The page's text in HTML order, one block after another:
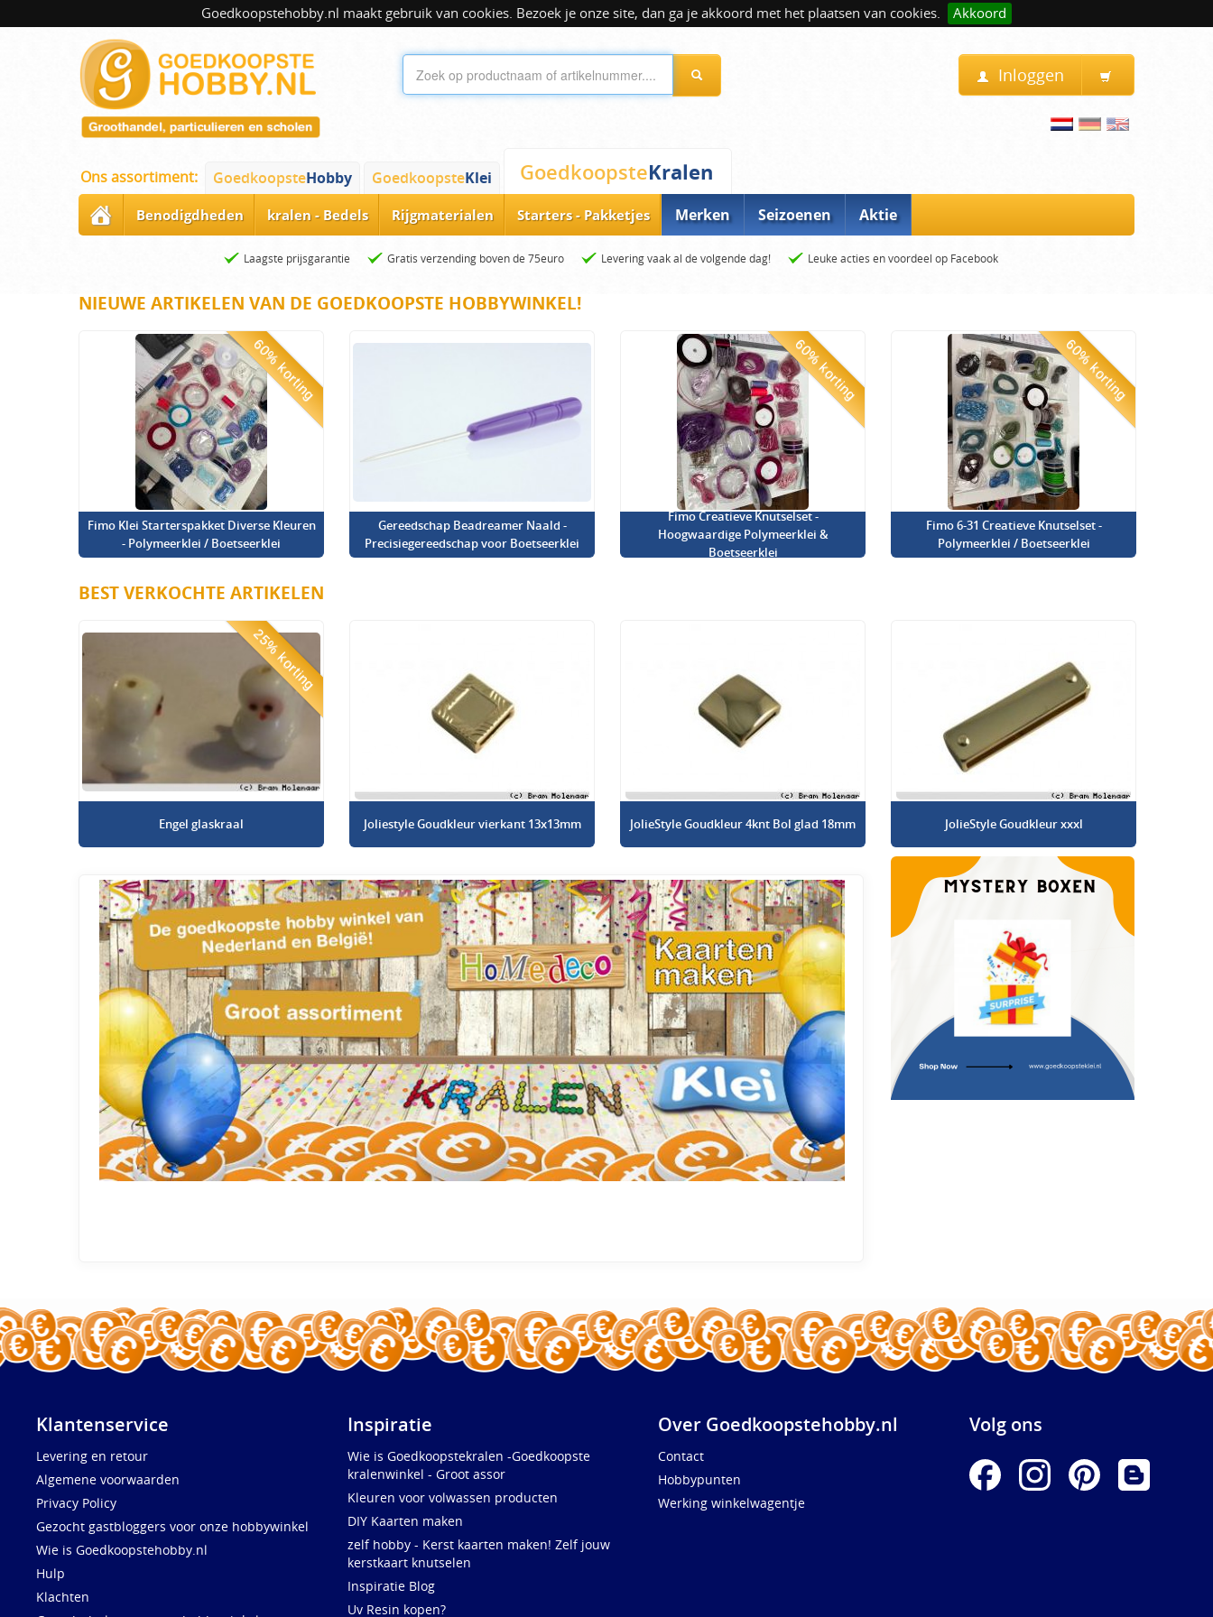
Goedkoopstehobby.nl maakt gebruik van cookies. Bezoek je onze site, dan ga je akkoord met het plaatsen van cookies. Akkoord
Inloggen
Ons assortiment: GoedkoopsteHobby GoedkoopsteKlei GoedkoopsteKralen
Benodigdheden kralen - Bedels Rijgmaterialen Starters - Pakketjes Merken Seizoenen Aktie
Laagste prijsgarantie Gratis verzending boven de 75euro Levering vaak al de volgende dag! Leuke acties en voordeel op Facebook
NIEUWE ARTIKELEN VAN DE GOEDKOOPSTE HOBBYWINKEL!
60% korting
Fimo Klei Starterspakket Diverse Kleuren
- Polymeerklei / Boetseerklei
Gereedschap Beadreamer Naald -
Precisiegereedschap voor Boetseerklei
60% korting
Fimo Creatieve Knutselset -
Hoogwaardige Polymeerklei &
Boetseerklei
60% korting
Fimo 6-31 Creatieve Knutselset -
Polymeerklei / Boetseerklei
BEST VERKOCHTE ARTIKELEN
25% korting
Engel glaskraal Joliestyle Goudkleur vierkant 13x13mm JolieStyle Goudkleur 4knt Bol glad 18mm JolieStyle Goudkleur xxxl
Klantenservice
Levering en retour
Algemene voorwaarden
Privacy Policy
Gezocht gastbloggers voor onze hobbywinkel
Wie is Goedkoopstehobby.nl
Hulp
Klachten
Inspiratie
Wie is Goedkoopstekralen -Goedkoopste
kralenwinkel - Groot assor
Kleuren voor volwassen producten
DIY Kaarten maken
zelf hobby - Kerst kaarten maken! Zelf jouw
kerstkaart knutselen
Inspiratie Blog
Uv Resin kopen?
Over Goedkoopstehobby.nl
Contact
Hobbypunten
Werking winkelwagentje
Volg ons